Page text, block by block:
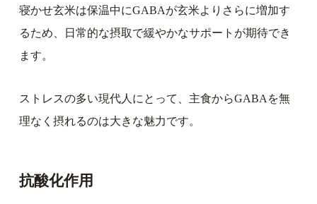
寝かせ玄米は保温中にGABAが玄米よりさらに増加す
るため、日常的な摂取で緩やかなサポートが期待でき
ます。
ストレスの多い現代人にとって、主食からGABAを無
理なく摂れるのは大きな魅力です。
抗酸化作用